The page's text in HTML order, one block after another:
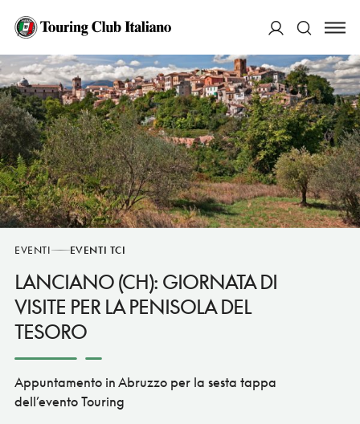
Cerca
EVENTI EVENTI TCI
LANCIANO (CH): GIORNATA DI
VISITE PER LA PENISOLA DEL
TESORO
Appuntamento in Abruzzo per la sesta tappa
dell’evento Touring